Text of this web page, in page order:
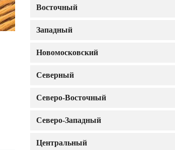
Восточный
Западный
Новомосковский
Северный
Северо-Восточный
Северо-Западный
Центральный